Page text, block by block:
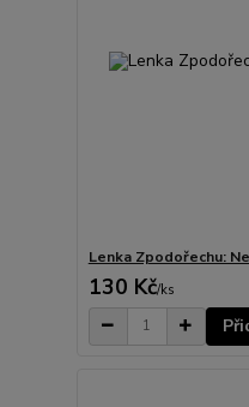
Lenka Zpodořechu:
130 Kč/ks